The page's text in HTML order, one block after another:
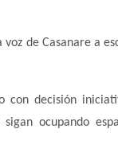
de Casanare a
con decisión
ocupando